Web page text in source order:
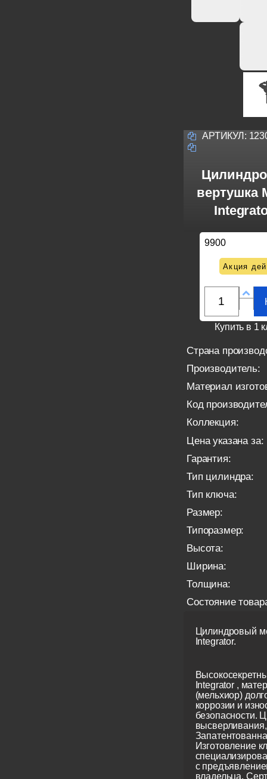
АРТИКУЛ:
вертушка
9900
Акция
Купить в 1
Страна
Производитель:
Материал
Код
Коллекция:
Цена указана за:
Гарантия:
Тип цилиндра:
Тип ключа:
Размер:
Типоразмер:
Высота:
Ширина:
Толщина:
Состояние
Цилиндровый
Integrator.
Integrator ,
(мельхиор)
коррозии и
безопасности.
Изготовление
с
владельца.